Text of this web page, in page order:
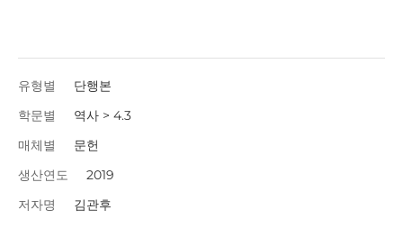
유형별
단행본
학문별
역사 > 4.3
매체별
문헌
생산연도
2019
저자명
김관후